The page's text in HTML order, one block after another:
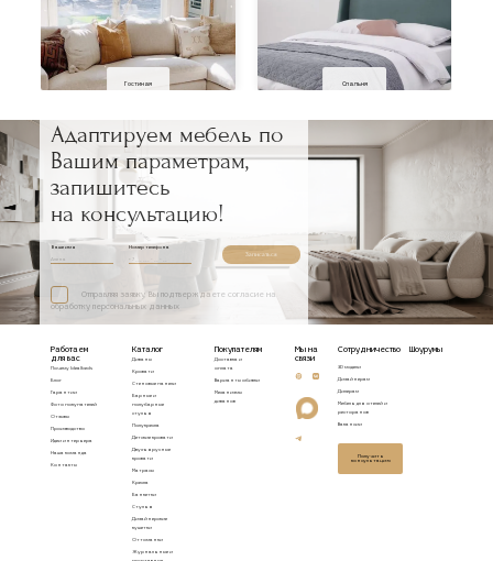
Гостиная Спальня
Адаптируем мебель по
Вашим параметрам,
запишитесь
на консультацию!
Ваше имя Номер телефона
Записаться
Отправляя заявку, Вы подтверждаете согласие на
обработку персональных данных
Работаем
для вас
Почему Idealbeds
Блог
Гарантии
Фото покупателей
Отзывы
Производство
Идеи интерьера
Наша команда
Контакты
Каталог
Диваны
Кровати
Стеновые панели
Барные и
полубарные
стулья
Полукресла
Детские кровати
Двухъярусные
кровати
Матрасы
Кресла
Банкетки
Стулья
Дизайнерские
кушетки
Оттоманки
Журнальные и
Покупателям
Доставка и
оплата
Варианты обивки
Механизмы
диванов
Мы на
связи
Сотрудничество
3D модели
Дизайнерам
Дилерам
Мебель для отелей и
ресторанов
Вакансии
Получить
консультацию
Шоурумы